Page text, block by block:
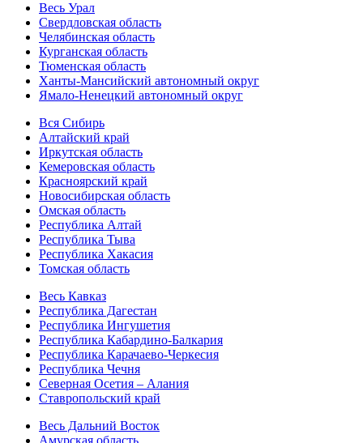
Весь Урал
Свердловская область
Челябинская область
Курганская область
Тюменская область
Ханты-Мансийский автономный округ
Ямало-Ненецкий автономный округ
Вся Сибирь
Алтайский край
Иркутская область
Кемеровская область
Красноярский край
Новосибирская область
Омская область
Республика Алтай
Республика Тыва
Республика Хакасия
Томская область
Весь Кавказ
Республика Дагестан
Республика Ингушетия
Республика Кабардино-Балкария
Республика Карачаево-Черкесия
Республика Чечня
Северная Осетия – Алания
Ставропольский край
Весь Дальний Восток
Амурская область